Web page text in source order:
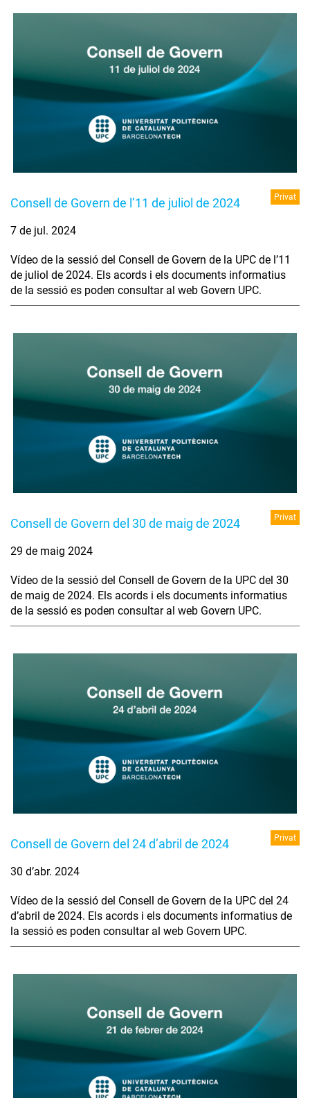
Consell de Govern de l’11 de juliol de 2024 Privat
7 de jul. 2024
Vídeo de la sessió del Consell de Govern de la UPC de l’11
de juliol de 2024. Els acords i els documents informatius
de la sessió es poden consultar al web Govern UPC.
Consell de Govern del 30 de maig de 2024 Privat
29 de maig 2024
Vídeo de la sessió del Consell de Govern de la UPC del 30
de maig de 2024. Els acords i els documents informatius
de la sessió es poden consultar al web Govern UPC.
Consell de Govern del 24 d’abril de 2024 Privat
30 d’abr. 2024
Vídeo de la sessió del Consell de Govern de la UPC del 24
d’abril de 2024. Els acords i els documents informatius de
la sessió es poden consultar al web Govern UPC.